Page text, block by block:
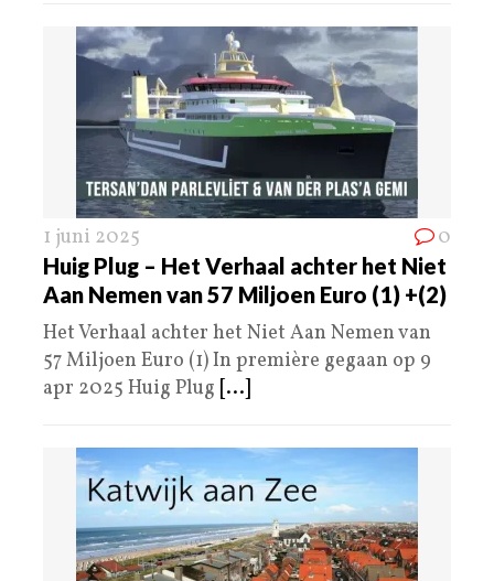
1 juni 2025 0
Huig Plug – Het Verhaal achter het Niet
Aan Nemen van 57 Miljoen Euro (1) +(2)
Het Verhaal achter het Niet Aan Nemen van
57 Miljoen Euro (1) In première gegaan op 9
apr 2025 Huig Plug [...]